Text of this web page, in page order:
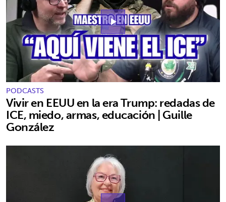
play_arrow
PODCASTS
Vivir en EEUU en la era Trump: redadas de
ICE, miedo, armas, educación | Guille
González